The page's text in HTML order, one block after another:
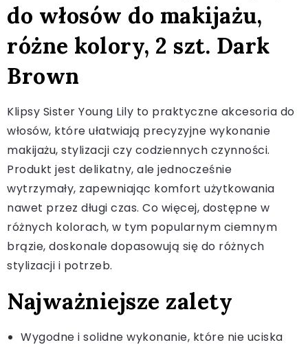
do włosów do makijażu,
różne kolory, 2 szt. Dark
Brown
Klipsy Sister Young Lily to praktyczne akcesoria do
włosów, które ułatwiają precyzyjne wykonanie
makijażu, stylizacji czy codziennych czynności.
Produkt jest delikatny, ale jednocześnie
wytrzymały, zapewniając komfort użytkowania
nawet przez długi czas. Co więcej, dostępne w
różnych kolorach, w tym popularnym ciemnym
brązie, doskonale dopasowują się do różnych
stylizacji i potrzeb.
Najważniejsze zalety
Wygodne i solidne wykonanie, które nie uciska